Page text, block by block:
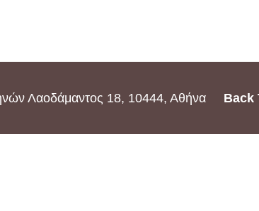
Λαοδάμαντος 18, 10444, Αθήνα Back